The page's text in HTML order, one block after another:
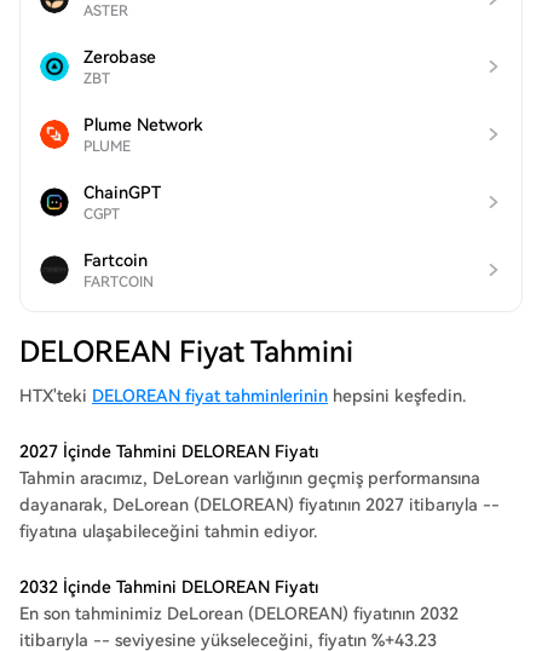
ASTER
Zerobase
ZBT
Plume Network
PLUME
ChainGPT
CGPT
Fartcoin
FARTCOIN
DELOREAN Fiyat Tahmini
HTX'teki DELOREAN fiyat tahminlerinin hepsini keşfedin.
2027 İçinde Tahmini DELOREAN Fiyatı
Tahmin aracımız, DeLorean varlığının geçmiş performansına
dayanarak, DeLorean (DELOREAN) fiyatının 2027 itibarıyla --
fiyatına ulaşabileceğini tahmin ediyor.
2032 İçinde Tahmini DELOREAN Fiyatı
En son tahminimiz DeLorean (DELOREAN) fiyatının 2032
itibarıyla -- seviyesine yükseleceğini, fiyatın %+43.23